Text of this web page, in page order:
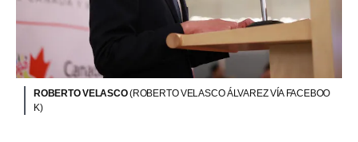
ROBERTO VELASCO(ROBERTO VELASCO ÁLVAREZ VÍA FACEBOO
K)